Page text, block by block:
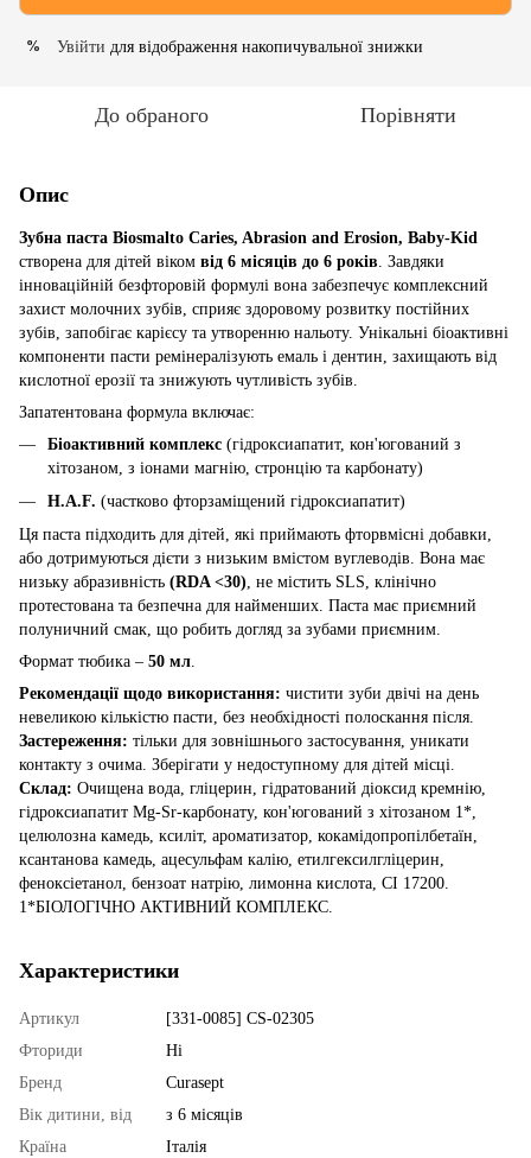
% Увійти для відображення накопичувальної знижки
До обраного Порівняти
Опис
Зубна паста Biosmalto Caries, Abrasion and Erosion, Baby-Kid
створена для дітей віком від 6 місяців до 6 років . Завдяки
інноваційній безфторовій формулі вона забезпечує комплексний
захист молочних зубів, сприяє здоровому розвитку постійних
зубів, запобігає карієсу та утворенню нальоту. Унікальні біоактивні
компоненти пасти ремінералізують емаль і дентин, захищають від
кислотної ерозії та знижують чутливість зубів.
Запатентована формула включає:
Біоактивний комплекс (гідроксиапатит, кон'югований з
хітозаном, з іонами магнію, стронцію та карбонату)
H.A.F. (частково фторзаміщений гідроксиапатит)
Ця паста підходить для дітей, які приймають фторвмісні добавки,
або дотримуються дієти з низьким вмістом вуглеводів. Вона має
низьку абразивність (RDA <30), не містить SLS, клінічно
протестована та безпечна для найменших. Паста має приємний
полуничний смак, що робить догляд за зубами приємним.
Формат тюбика – 50 мл.
Рекомендації щодо використання: чистити зуби двічі на день
невеликою кількістю пасти, без необхідності полоскання після.
Застереження: тільки для зовнішнього застосування, уникати
контакту з очима. Зберігати у недоступному для дітей місці.
Склад: Очищена вода, гліцерин, гідратований діоксид кремнію,
гідроксиапатит Mg-Sr-карбонату, кон'югований з хітозаном 1*,
целюлозна камедь, ксиліт, ароматизатор, кокамідопропілбетаїн,
ксантанова камедь, ацесульфам калію, етилгексилгліцерин,
феноксіетанол, бензоат натрію, лимонна кислота, CI 17200.
1*БІОЛОГІЧНО АКТИВНИЙ КОМПЛЕКС.
Характеристики
Артикул
[331-0085] CS-02305
Фториди
Ні
Бренд
Curasept
Вік дитини, від
з 6 місяців
Країна
Італія